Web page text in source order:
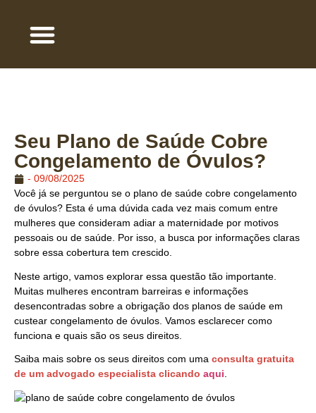
Seu Plano de Saúde Cobre
Congelamento de Óvulos?
- 09/08/2025
Você já se perguntou se o plano de saúde cobre congelamento
de óvulos? Esta é uma dúvida cada vez mais comum entre
mulheres que consideram adiar a maternidade por motivos
pessoais ou de saúde. Por isso, a busca por informações claras
sobre essa cobertura tem crescido.
Neste artigo, vamos explorar essa questão tão importante.
Muitas mulheres encontram barreiras e informações
desencontradas sobre a obrigação dos planos de saúde em
custear congelamento de óvulos. Vamos esclarecer como
funciona e quais são os seus direitos.
Saiba mais sobre os seus direitos com uma consulta gratuita
de um advogado especialista clicando aqui